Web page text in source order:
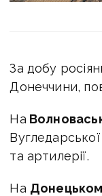
За добу
Донеччини,
На
та артилерії.
На